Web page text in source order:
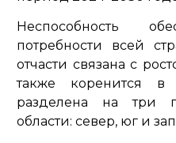
Неспособность
потребности всей
отчасти связана с
также коренится в
разделена на три
области: север, юг и